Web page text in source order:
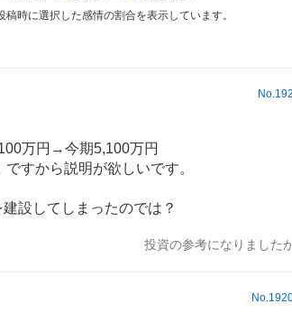
時に選択した感情の割合を表示しています。
No.
万円→今期5,100万円
すから説明が欲しいです。
建設 してしまったのでは？
投資の参考になりました
No.